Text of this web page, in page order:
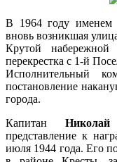
В 1964 году именем
вновь возникшая
Крутой
перекрестка с 1-й
Исполнительный
постановление
города.
Капитан
представление к
июля 1944 года. Его